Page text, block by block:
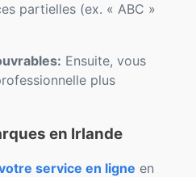
partielles (ex. « ABC »
Ensuite, vous
plus
en Irlande
service en ligne en